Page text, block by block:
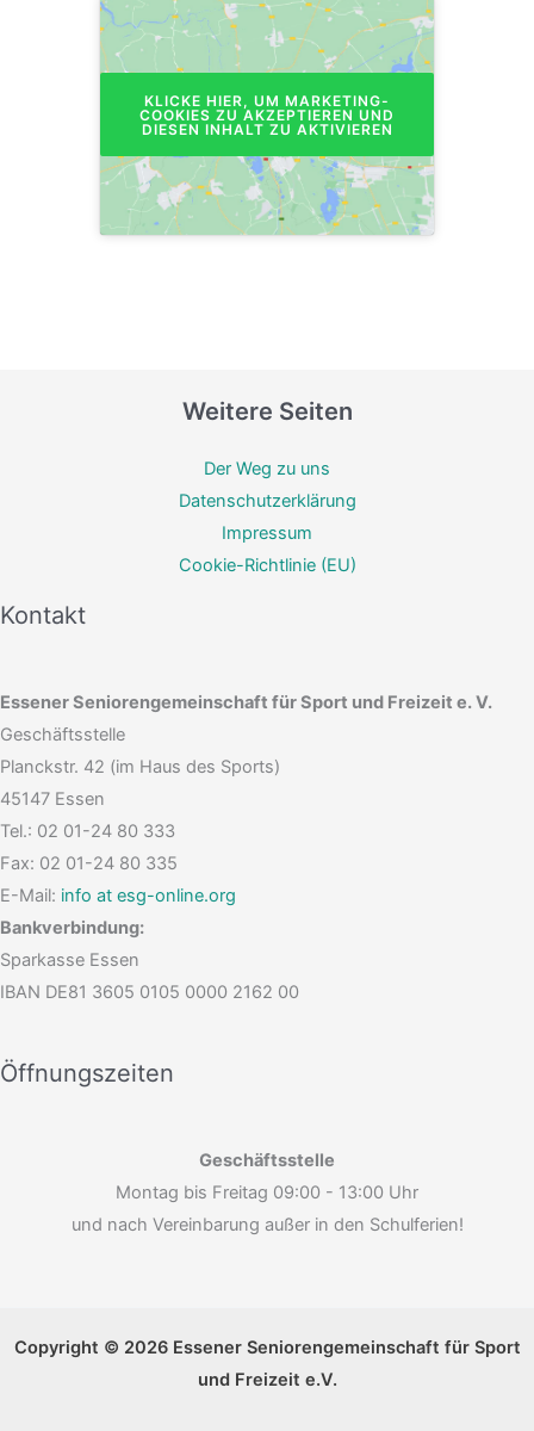
KLICKE HIER, UM MARKETING-
COOKIES ZU AKZEPTIEREN UND
DIESEN INHALT ZU AKTIVIEREN
Weitere Seiten
Der Weg zu uns
Datenschutzerklärung
Impressum
Cookie-Richtlinie (EU)
Kontakt
Essener Seniorengemeinschaft für Sport und Freizeit e. V.
Geschäftsstelle
Planckstr. 42 (im Haus des Sports)
45147 Essen
Tel.: 02 01-24 80 333
Fax: 02 01-24 80 335
E-Mail: info at esg-online.org
Bankverbindung:
Sparkasse Essen
IBAN DE81 3605 0105 0000 2162 00
Öffnungszeiten
Geschäftsstelle
Montag bis Freitag 09:00 - 13:00 Uhr
und nach Vereinbarung außer in den Schulferien!
Copyright © 2026 Essener Seniorengemeinschaft für Sport
und Freizeit e.V.